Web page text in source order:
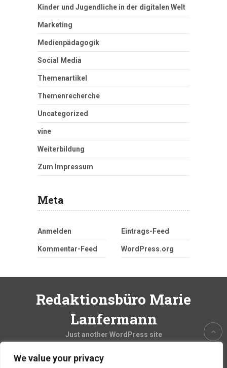
We value your privacy
Kinder und Jugendliche in der digitalen Welt
Marketing
Medienpädagogik
Social Media
Themenartikel
Themenrecherche
Uncategorized
vine
Weiterbildung
Zum Impressum
Meta
Anmelden Eintrags-Feed
Kommentar-Feed WordPress.org
Redaktionsbüro Marie
Lanfermann
Just another WordPress site